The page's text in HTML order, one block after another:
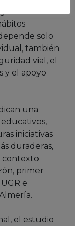
solo
también
vial, el
y el apoyo
una
iniciativas
duraderas,
contexto
primer
e
el estudio